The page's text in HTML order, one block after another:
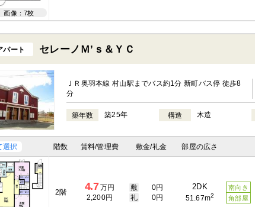
画像：7枚
パート セレーノＭ’ｓ＆ＹＣ
ＪＲ奥羽本線 村山駅までバス約1分 新町バス停 徒歩8
分
築年数 築25年 構造 木造
選択 階数 賃料/管理費 敷金/礼金 部屋の広さ
2階 4.7万円
2,200円
敷
0円
礼
0円
2DK
51.67m2
南向き
角部屋